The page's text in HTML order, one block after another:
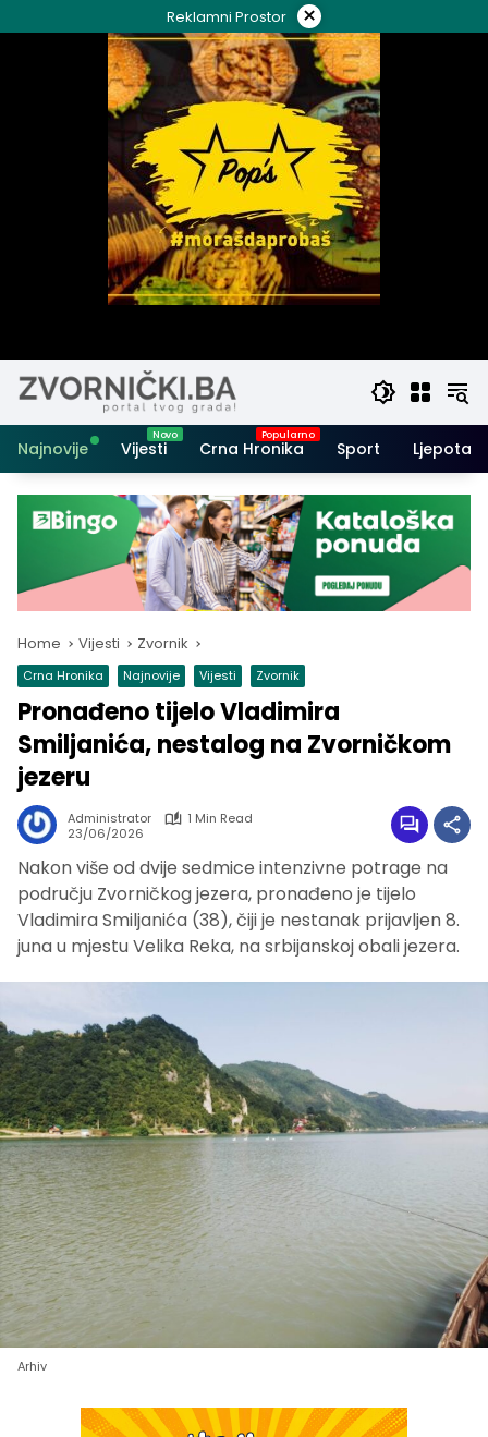
to
Reklamni Prostor ×
Najnovije Vijesti Crna Hronika Sport Ljepota i
Home Vijesti Zvornik
Crna Hronika Najnovije Vijesti Zvornik
Pronađeno tijelo Vladimira
Smiljanića, nestalog na Zvorničkom
jezeru
Administrator
1 Min Read
23/06/2026
Nakon više od dvije sedmice intenzivne potrage na
području Zvorničkog jezera, pronađeno je tijelo
Vladimira Smiljanića (38), čiji je nestanak prijavljen 8.
juna u mjestu Velika Reka, na srbijanskoj obali jezera.
Arhiv